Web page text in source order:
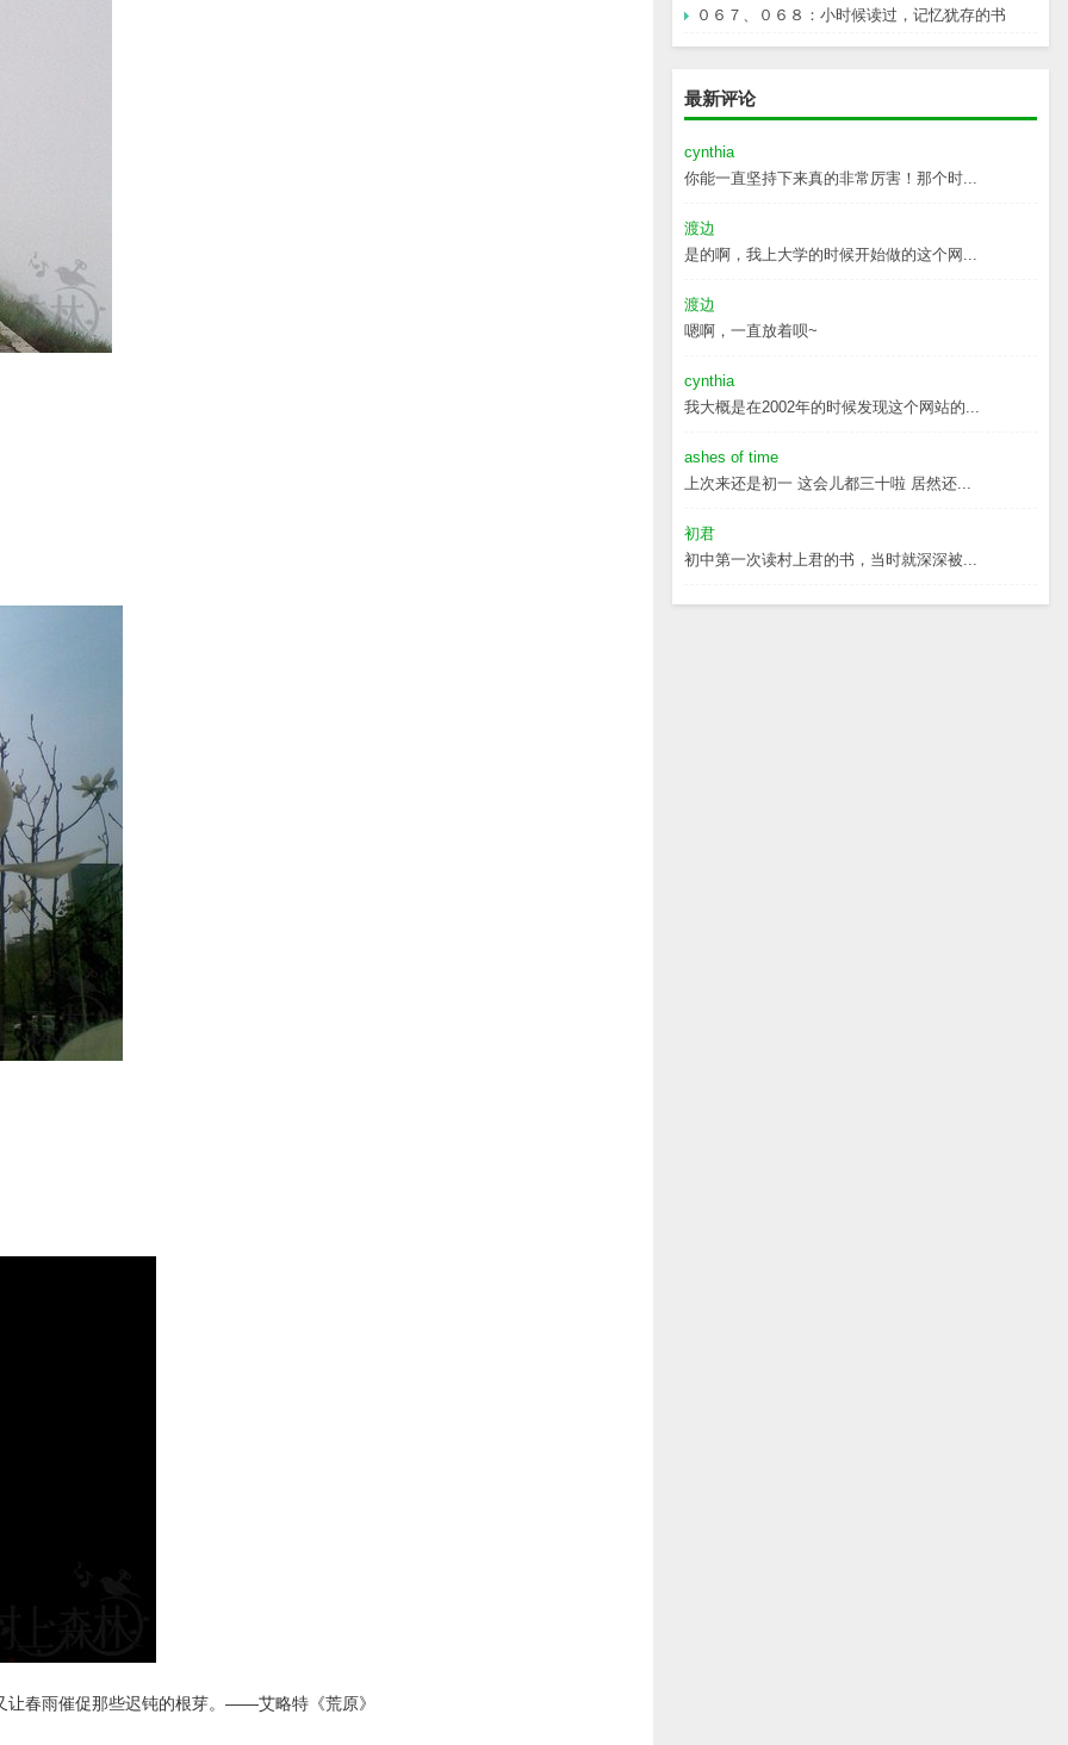
０６７、０６８：小时候读过，记忆犹存的书
最新评论
cynthia
你能一直坚持下来真的非常厉害！那个时...
渡边
是的啊，我上大学的时候开始做的这个网...
渡边
嗯啊，一直放着呗~
cynthia
我大概是在2002年的时候发现这个网站的...
ashes of time
上次来还是初一 这会儿都三十啦 居然还...
初君
初中第一次读村上君的书，当时就深深被...
春雨催促那些迟钝的根芽。——艾略特《荒原》